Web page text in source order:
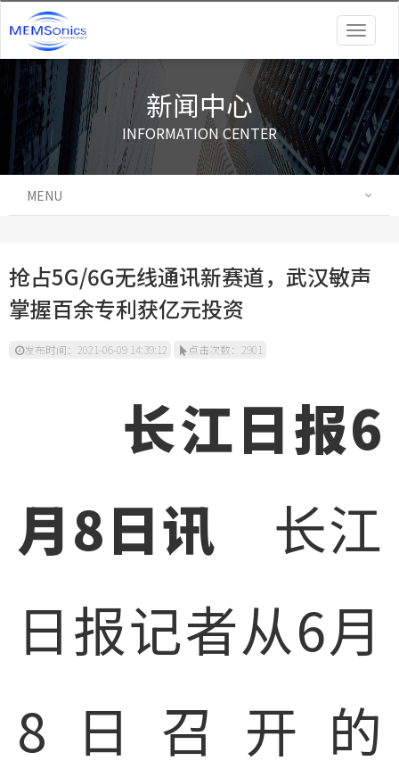
新闻中心
INFORMATION CENTER
MENU
抢占5G/6G无线通讯新赛道，武汉敏声
掌握百余专利获亿元投资
发布时间：2021-06-09 14:39:12 点击次数：2901
长江日报6
月8日讯 长江
日报记者从6月
8日召开的